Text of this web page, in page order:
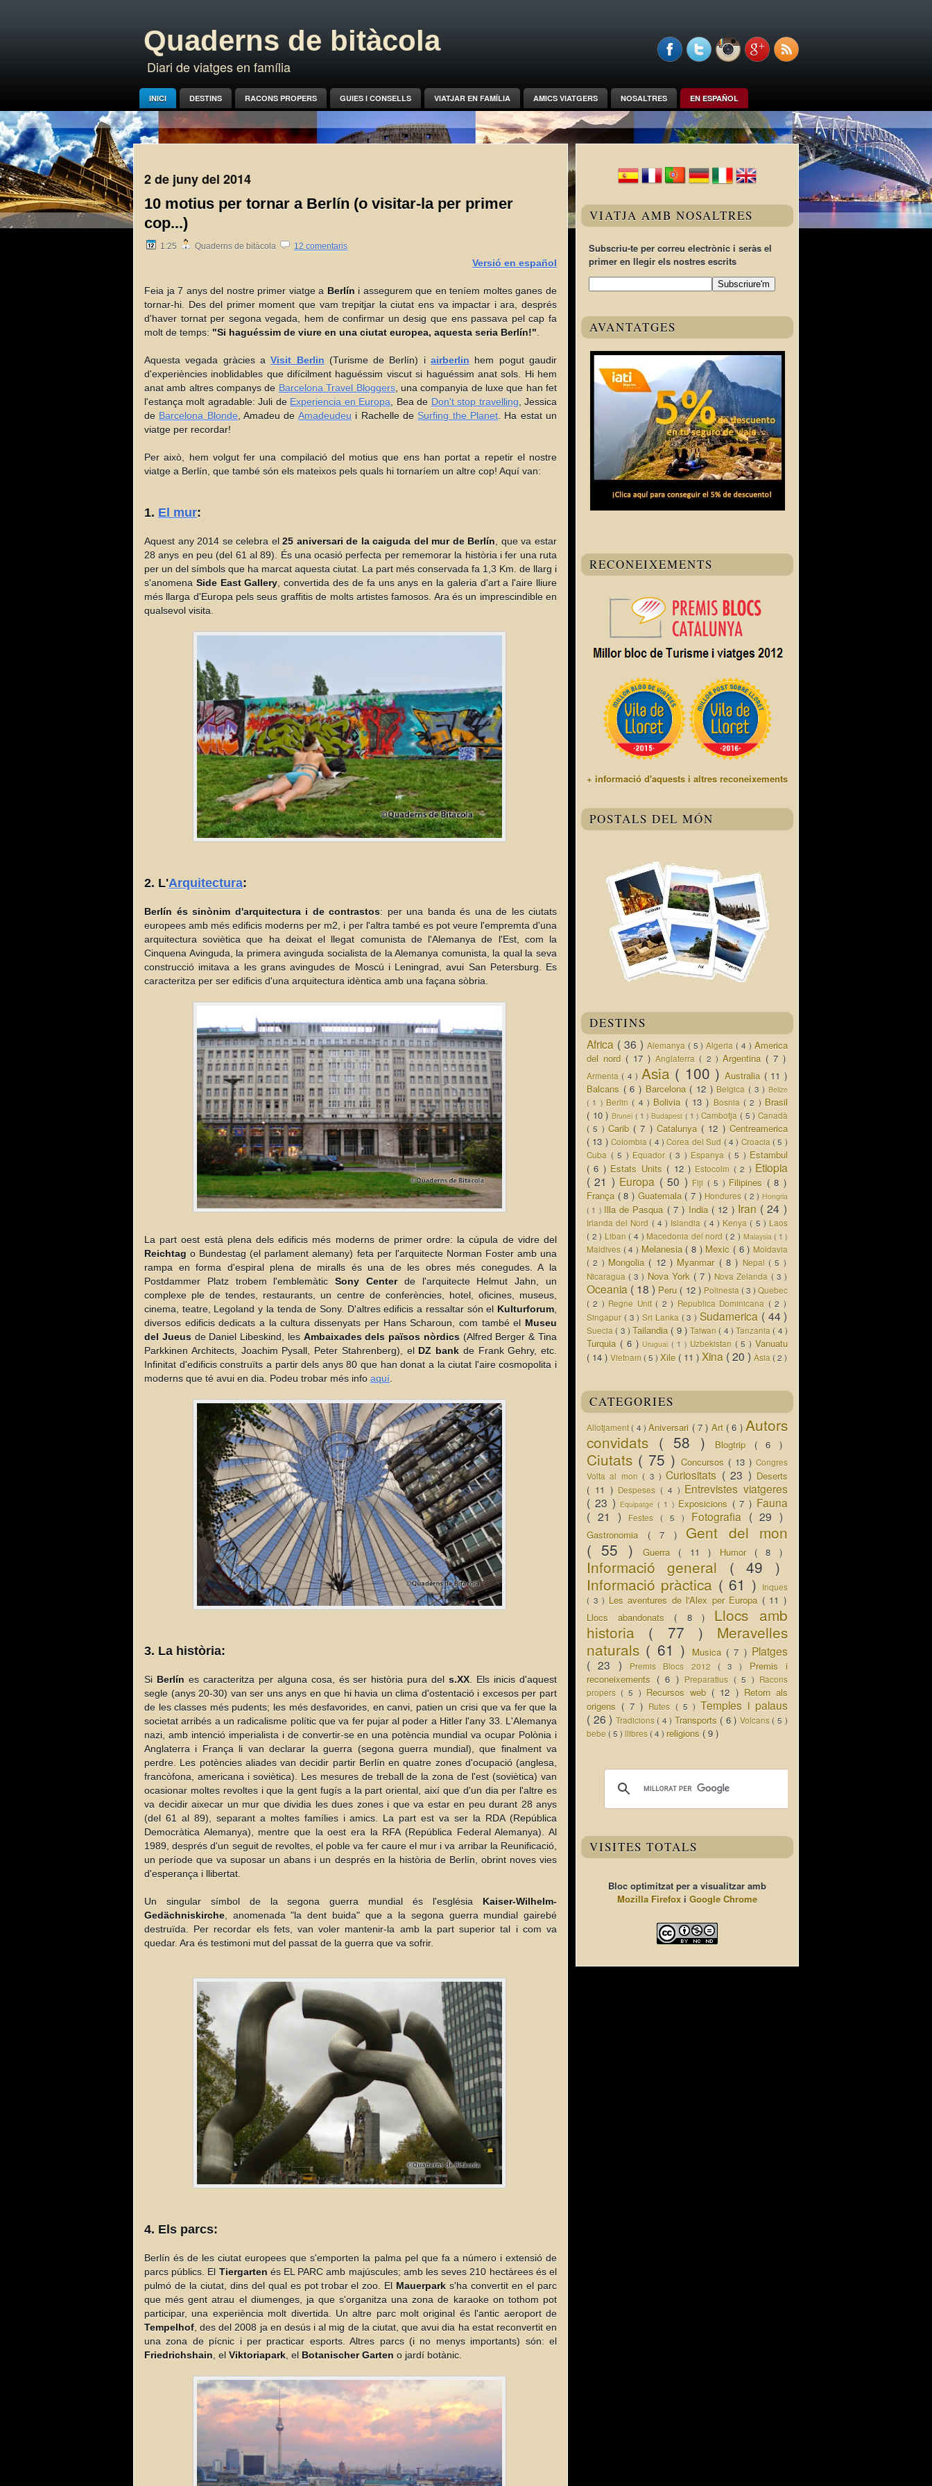
Quaderns de bitàcola
Diari de viatges en família
INICI DESTINS RACONS PROPERS GUIES I CONSELLS VIATJAR EN FAMÍLIA AMICS VIATGERS NOSALTRES EN ESPAÑOL
2 de juny del 2014
10 motius per tornar a Berlín (o visitar-la per primer
cop...)
1:25 Quaderns de bitàcola 12 comentaris
Versió en español
Feia ja 7 anys del nostre primer viatge a Berlín i assegurem que en teníem moltes ganes de
tornar-hi. Des del primer moment que vam trepitjar la ciutat ens va impactar i ara, després
d'haver tornat per segona vegada, hem de confirmar un desig que ens passava pel cap fa
molt de temps: "Si haguéssim de viure en una ciutat europea, aquesta seria Berlín!"
Aquesta vegada gràcies aVisit Berlin (Turisme de Berlín) iairberlin hem pogut gaudir
d'experiències inoblidables que difícilment haguéssim viscut si haguéssim anat sols. Hi hem
anat amb altres companys de Barcelona Travel Bloggers, una companyia de luxe que han fet
l'estança molt agradable: Juli de Experiencia en Europa , Bea de Don't stop travelling , Jessica
de Barcelona Blonde, Amadeu de Amadeudeu i Rachelle de Surfing the Planet. Ha estat un
viatge per recordar!
Per això, hem volgut fer una compilació del motius que ens han portat a repetir el nostre
viatge a Berlín, que també són els mateixos pels quals hi tornaríem un altre cop! Aquí van:
1. El mur:
Aquest any 2014 se celebra el25 aniversari de la caiguda del mur de Berlín , que va estar
28 anys en peu (del 61 al 89). És una ocasió perfecta per rememorar la història i fer una ruta
per un del símbols que ha marcat aquesta ciutat. La part més conservada fa 1,3 Km. de llarg i
s'anomena Side East Gallery , convertida des de fa uns anys en la galeria d'art a l'aire lliure
més llarga d'Europa pels seus graffitis de molts artistes famosos. Ara és un imprescindible en
qualsevol visita.
2. L'Arquitectura:
Berlín és sinònim d'arquitectura i de contrastos: per una banda és una de les ciutats
europees amb més edificis moderns per m2, i per l'altra també es pot veure l'empremta d'una
arquitectura soviètica que ha deixat el llegat comunista de l'Alemanya de l'Est, com la
Cinquena Avinguda, la primera avinguda socialista de la Alemanya comunista, la qual la seva
construcció imitava a les grans avingudes de Moscú i Leningrad, avui San Petersburg. Es
caracteritza per ser edificis d'una arquitectura idèntica amb una façana sòbria.
La part oest està plena dels edificis més moderns de primer ordre: la cúpula de vidre del
Reichtag o Bundestag (el parlament alemany) feta per l'arquitecte Norman Foster amb una
rampa en forma d'espiral plena de miralls és una de les obres més conegudes. A la
Postdammer Platz trobem l'emblemàticSony Centerde l'arquitecte Helmut Jahn, un
complexe ple de tendes, restaurants, un centre de conferències, hotel, oficines, museus,
cinema, teatre, Legoland y la tenda de Sony. D'altres edificis a ressaltar són el Kulturforum
diversos edificis dedicats a la cultura dissenyats per Hans Scharoun, com també el Museu
del Jueusde Daniel Libeskind, les Ambaixades dels països nòrdics(Alfred Berger & Tina
Parkkinen Architects, Joachim Pysall, Peter Stahrenberg), el DZ bank de Frank Gehry, etc.
Infinitat d'edificis construïts a partir dels anys 80 que han donat a la ciutat l'aire cosmopolita i
moderns que té avui en dia. Podeu trobar més info aquí
3. La història:
Si Berlín es caracteritza per alguna cosa, és ser història pura dels.XX . Els inicis d'aquest
segle (anys 20-30) van ser uns anys en que hi havia un clima d'ostentació i excesos per part
de les classes més pudents; les més desfavorides, en canvi, patien un crisi que va fer que la
societat arribés a un radicalisme polític que va fer pujar al poder a Hitler l'any 33. L'Alemanya
nazi, amb intenció imperialista i de convertir-se en una potència mundial va ocupar Polònia i
Anglaterra i França li van declarar la guerra (segona guerra mundial), que finalment va
perdre. Les potències aliades van decidir partir Berlín en quatre zones d'ocupació (anglesa,
francòfona, americana i soviètica). Les mesures de treball de la zona de l'est (soviètica) van
ocasionar moltes revoltes i que la gent fugís a la part oriental, així que d'un dia per l'altre es
va decidir aixecar un mur que dividia les dues zones i que va estar en peu durant 28 anys
(del 61 al 89), separant a moltes famílies i amics. La part est va ser la RDA (República
Democràtica Alemanya), mentre que la oest era la RFA (República Federal Alemanya). Al
1989, després d'un seguit de revoltes, el poble va fer caure el mur i va arribar la Reunificació,
un període que va suposar un abans i un després en la història de Berlín, obrint noves vies
d'esperança i llibertat.
Un singular símbol de la segona guerra mundial és l'església Kaiser-Wilhelm-
Gedächniskirche , anomenada "la dent buida" que a la segona guerra mundial gairebé
destruïda. Per recordar els fets, van voler mantenir-la amb la part superior tal i com va
quedar. Ara és testimoni mut del passat de la guerra que va sofrir.
4. Els parcs:
Berlín és de les ciutat europees que s'emporten la palma pel que fa a número i extensió de
parcs públics. El Tiergarten és EL PARC amb majúscules; amb les seves 210 hectàrees és el
pulmó de la ciutat, dins del qual es pot trobar el zoo. El Mauerpark s'ha convertit en el parc
que més gent atrau el diumenges, ja que s'organitza una zona de karaoke on tothom pot
participar, una experiència molt divertida. Un altre parc molt original és l'antic aeroport de
Tempelhof , des del 2008 ja en desús i al mig de la ciutat, que avui dia ha estat reconvertit en
una zona de pícnic i per practicar esports. Altres parcs (i no menys importants) són: el
Friedrichshain , el Viktoriapark , el Botanischer Garten o jardí botànic.
VIATJA AMB NOSALTRES
Subscriu-te per correu electrònic i seràs el
primer en llegir els nostres escrits
AVANTATGES
RECONEIXEMENTS
+ informació d'aquests i altres reconeixements
POSTALS DEL MÓN
DESTINS
Africa ( 36 ) Alemanya ( 5 )Algeria ( 4 )America
del nord ( 17 )Anglaterra ( 2 ) Argentina ( 7 )
Armenia ( 4 ) Asia ( 100 )Australia ( 11 )
Balcans ( 6 ) Barcelona ( 12 ) Belgica ( 3 )Belize
( 1 ) Berlin ( 4 ) Bolivia ( 13 ) Bosnia ( 2 ) Brasil
( 10 )Brunei ( 1 )Budapest ( 1 )Cambotja ( 5 )Canadà
( 5 ) Carib ( 7 ) Catalunya ( 12 )Centreamerica
( 13 )Colombia ( 4 )Corea del Sud ( 4 ) Croacia ( 5 )
Cuba ( 5 ) Equador ( 3 ) Espanya ( 5 ) Estambul
( 6 ) Estats Units ( 12 ) Estocolm ( 2 ) Etiopia
( 21 ) Europa ( 50 ) Fiji ( 5 ) Filipines ( 8 )
França ( 8 ) Guatemala ( 7 ) Hondures ( 2 ) Hongria
( 1 ) Illa de Pasqua ( 7 ) India ( 12 ) Iran ( 24 )
Irlanda del Nord ( 4 ) Islandia ( 4 ) Kenya ( 5 ) Laos
( 2 ) Liban ( 4 ) Macedonia del nord ( 2 ) Malaysia( 1 )
Maldives ( 4 ) Melanesia ( 8 ) Mexic ( 6 ) Moldavia
( 2 ) Mongolia ( 12 ) Myanmar ( 8 ) Nepal ( 5 )
Nicaragua ( 3 ) Nova York ( 7 ) Nova Zelanda ( 3 )
Oceania ( 18 ) Peru ( 12 ) Polinesia ( 3 )Quebec
( 2 ) Regne Unit ( 2 ) Republica Dominicana ( 2 )
Singapur ( 3 )Sri Lanka ( 3 ) Sudamerica ( 44 )
Suecia ( 3 ) Tailandia ( 9 ) Taiwan ( 4 ) Tanzania ( 4 )
Turquia ( 6 ) Uruguai( 1 ) Uzbekistan ( 5 )Vanuatu
( 14 ) Vietnam ( 5 ) Xile ( 11 ) Xina ( 20 ) Àsia ( 2 )
CATEGORIES
Allotjament ( 4 )Aniversari ( 7 ) Art ( 6 )Autors
convidats ( 58 ) Blogtrip ( 6 )
Ciutats ( 75 ) Concursos ( 13 ) Congres
Volta al mon ( 3 )Curiositats ( 23 ) Deserts
( 11 ) Despeses ( 4 ) Entrevistes viatgeres
( 23 ) Equipatge( 1 ) Exposicions ( 7 ) Fauna
( 21 )
Festes ( 5 ) Fotografia ( 29 )
Gastronomia ( 7 ) Gent del mon
( 55 )Guerra ( 11 ) Humor ( 8 )
Informació general ( 49 )
Informació pràctica ( 61 )
Inques
( 3 ) Les aventures de l'Alex per Europa ( 11 )
Llocs abandonats ( 8 ) Llocs amb
historia ( 77 ) Meravelles
naturals ( 61 ) Musica ( 7 ) Platges
( 23 )
Premis Blocs 2012 ( 3 ) Premis i
reconeixements ( 6 ) Preparatius ( 5 ) Racons
propers ( 5 ) Recursos web ( 12 ) Retorn als
origens ( 7 ) Rutes ( 5 ) Temples i palaus
( 26 ) Tradicions ( 4 ) Transports ( 6 ) Volcans ( 5 )
bebe ( 5 ) llibres ( 4 ) religions ( 9 )
VISITES TOTALS
Bloc optimitzat per a visualitzar amb
Mozilla Firefox i Google Chrome